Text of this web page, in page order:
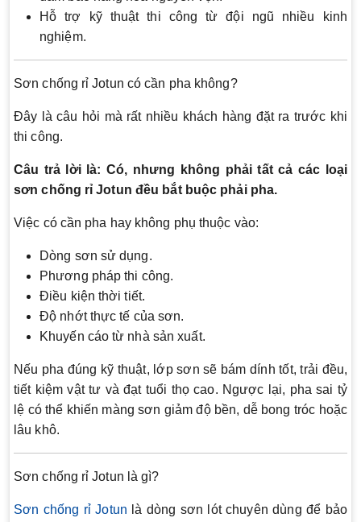
Hỗ trợ kỹ thuật thi công từ đội ngũ nhiều kinh
nghiệm.
Sơn chống rỉ Jotun có cần pha không?
Đây là câu hỏi mà rất nhiều khách hàng đặt ra trước khi
thi công.
Câu trả lời là: Có, nhưng không phải tất cả các loại
sơn chống rỉ Jotun đều bắt buộc phải pha.
Việc có cần pha hay không phụ thuộc vào:
Dòng sơn sử dụng.
Phương pháp thi công.
Điều kiện thời tiết.
Độ nhớt thực tế của sơn.
Khuyến cáo từ nhà sản xuất.
Nếu pha đúng kỹ thuật, lớp sơn sẽ bám dính tốt, trải đều,
tiết kiệm vật tư và đạt tuổi thọ cao. Ngược lại, pha sai tỷ
lệ có thể khiến màng sơn giảm độ bền, dễ bong tróc hoặc
lâu khô.
Sơn chống rỉ Jotun là gì?
Sơn chống rỉ Jotun là dòng sơn lót chuyên dùng để bảo